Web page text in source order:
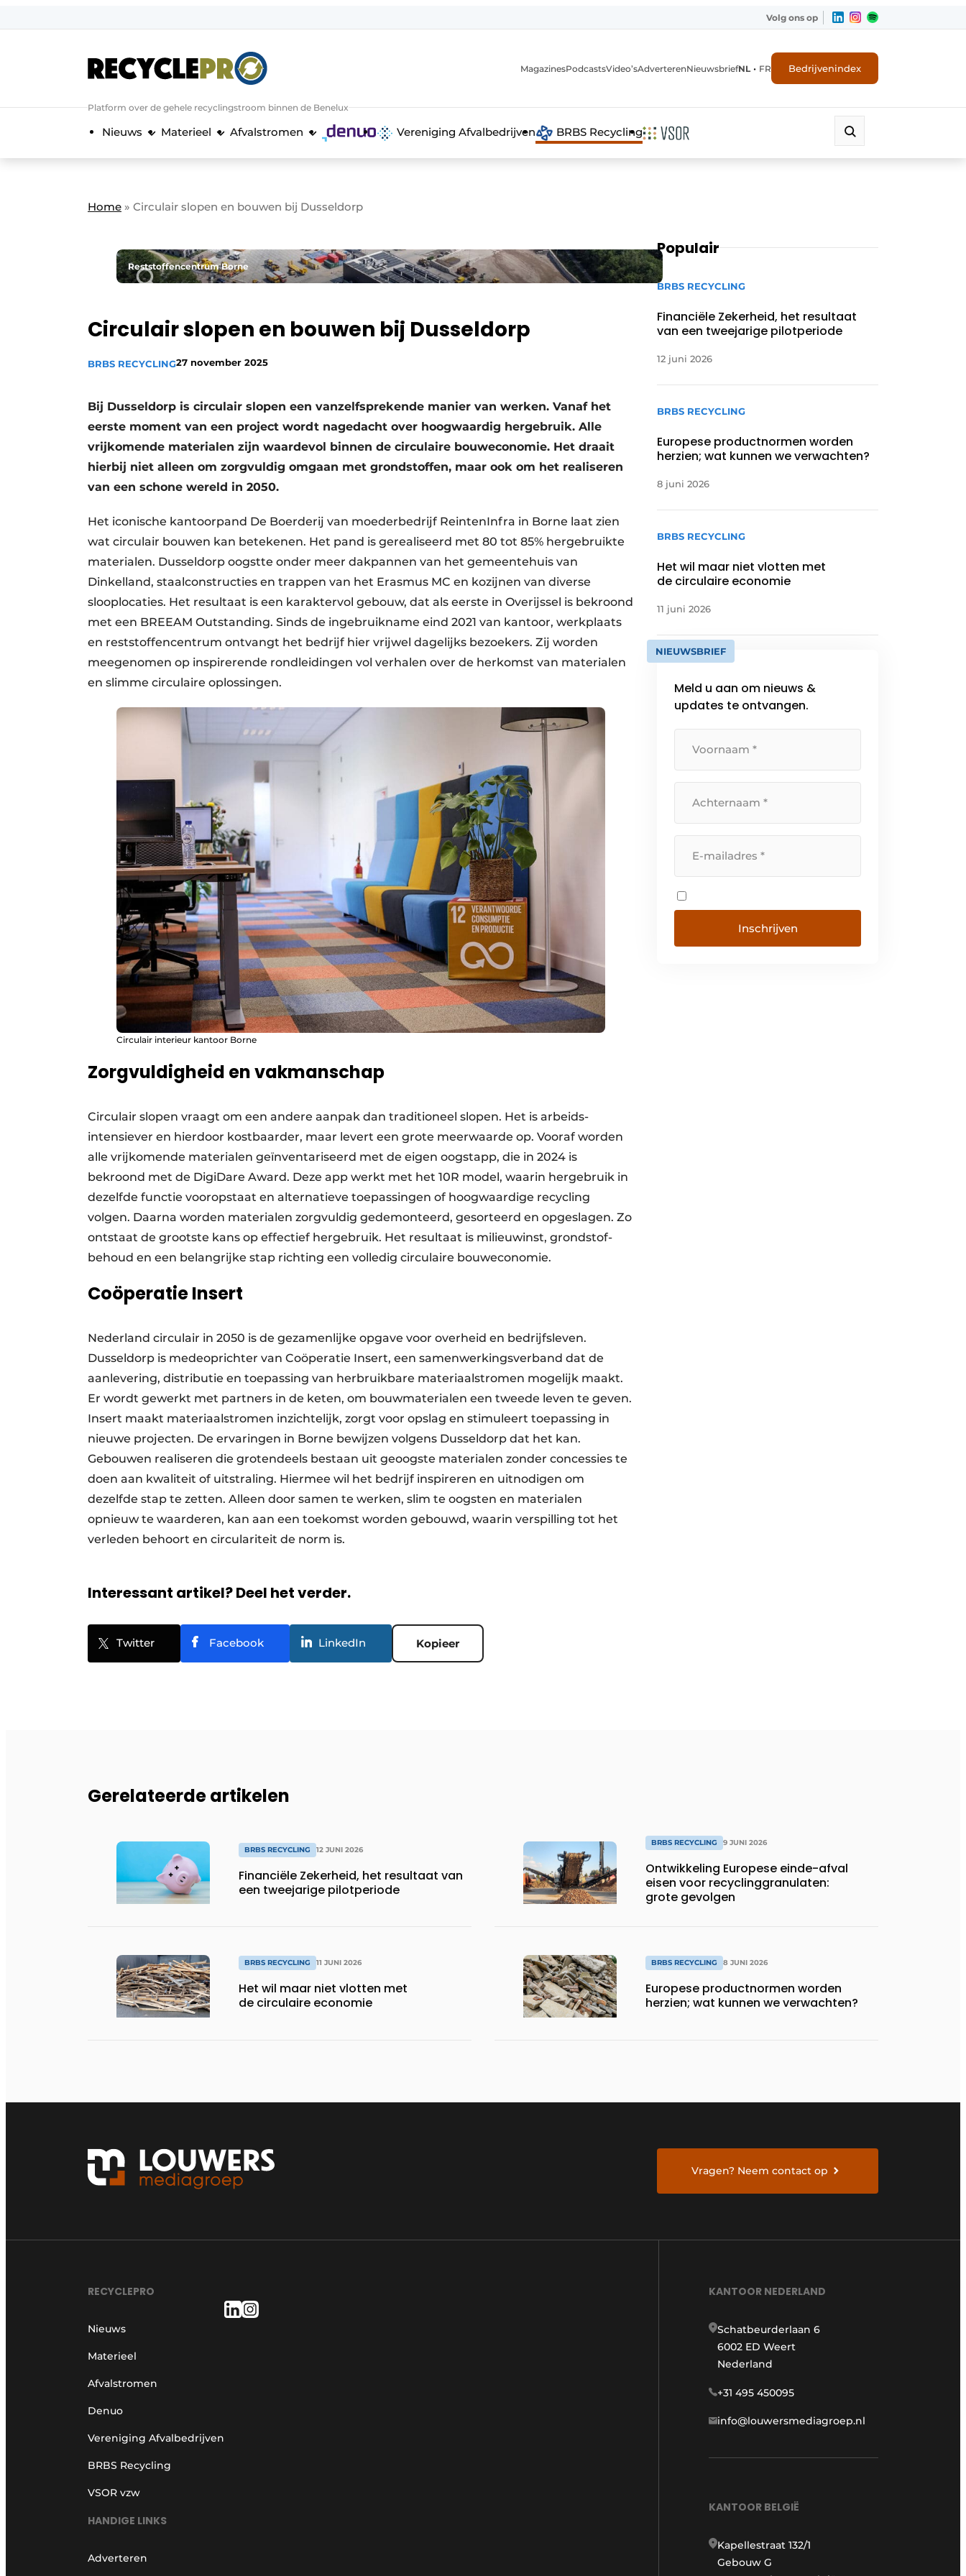
Algemene voorwaarden
Meest gelezen
Podcasts
Vacature aanmelden
Vacatures
Volg ons op
Platform over de gehele recyclingstroom binnen de Benelux
MagazinesPodcastsVideo’sAdverterenNieuwsbriefNL • FR Bedrijvenindex
Nieuws Materieel Afvalstromen Vereniging Afvalbedrijven BRBS Recycling
Home » Circulair slopen en bouwen bij Dusseldorp
Reststoffencentrum Borne
Circulair slopen en bouwen bij Dusseldorp
BRBS RECYCLING27 november 2025
Bij Dusseldorp is circulair slopen een vanzelfsprekende manier van werken. Vanaf het
eerste moment van een project wordt nagedacht over hoogwaardig hergebruik. Alle
vrijkomende materialen zijn waardevol binnen de circulaire bouweconomie. Het draait
hierbij niet alleen om zorgvuldig omgaan met grondstoffen, maar ook om het realiseren
van een schone wereld in 2050.
Het iconische kantoorpand De Boerderij van moederbedrijf ReintenInfra in Borne laat zien
wat circulair bouwen kan betekenen. Het pand is gerealiseerd met 80 tot 85% hergebruikte
materialen. Dusseldorp oogstte onder meer dakpannen van het gemeentehuis van
Dinkelland, staalconstructies en trappen van het Erasmus MC en kozijnen van diverse
slooplocaties. Het resultaat is een karaktervol gebouw, dat als eerste in Overijssel is bekroond
met een BREEAM Outstanding. Sinds de ingebruikname eind 2021 van kantoor, werkplaats
en reststoffencentrum ontvangt het bedrijf hier vrijwel dagelijks bezoekers. Zij worden
meegenomen op inspirerende rondleidingen vol verhalen over de herkomst van materialen
en slimme circulaire oplossingen.
Circulair interieur kantoor Borne
Zorgvuldigheid en vakmanschap
Circulair slopen vraagt om een andere aanpak dan traditioneel slopen. Het is arbeids­
intensiever en hierdoor kostbaarder, maar levert een grote meerwaarde op. Vooraf worden
alle vrijkomende materialen geïnventariseerd met de eigen oogstapp, die in 2024 is
bekroond met de DigiDare Award. Deze app werkt met het 10R model, waarin hergebruik in
dezelfde functie voorop­staat en alternatieve toepassingen of hoogwaardige recycling
volgen. Daarna worden materialen zorgvuldig gedemonteerd, gesorteerd en opgeslagen. Zo
ontstaat de grootste kans op effectief hergebruik. Het resultaat is milieuwinst, grondstof­
behoud en een belangrijke stap richting een volledig circulaire bouweconomie.
Coöperatie Insert
Nederland circulair in 2050 is de gezamenlijke opgave voor overheid en bedrijfsleven.
Dusseldorp is medeoprichter van Coöperatie Insert, een samenwerkingsverband dat de
aanlevering, distributie en toepassing van herbruikbare materiaalstromen mogelijk maakt.
Er wordt gewerkt met partners in de keten, om bouwmaterialen een tweede leven te geven.
Insert maakt materiaalstromen inzichtelijk, zorgt voor opslag en stimuleert toepassing in
nieuwe projecten. De ervaringen in Borne bewijzen volgens Dusseldorp dat het kan.
Gebouwen realiseren die grotendeels bestaan uit geoogste materialen zonder concessies te
doen aan kwaliteit of uitstraling. Hiermee wil het bedrijf inspireren en uitnodigen om
dezelfde stap te zetten. Alleen door samen te werken, slim te oogsten en materialen
opnieuw te waarderen, kan aan een toekomst worden gebouwd, waarin verspilling tot het
verleden behoort en circulariteit de norm is.
Interessant artikel? Deel het verder.
Twitter Facebook LinkedIn Kopieer
Populair
BRBS RECYCLING
Financiële Zekerheid, het resultaat
van een tweejarige pilotperiode
12 juni 2026
BRBS RECYCLING
Europese productnormen worden
herzien; wat kunnen we verwachten?
8 juni 2026
BRBS RECYCLING
Het wil maar niet vlotten met
de circulaire economie
11 juni 2026
NIEUWSBRIEF
Meld u aan om nieuws &
updates te ontvangen.
Gerelateerde artikelen
BRBS RECYCLING 12 JUNI 2026
Financiële Zekerheid, het resultaat van
een tweejarige pilotperiode
BRBS RECYCLING 11 JUNI 2026
Het wil maar niet vlotten met
de circulaire economie
BRBS RECYCLING 9 JUNI 2026
Ontwikkeling Europese einde-afval
eisen voor recyclinggranulaten:
grote gevolgen
BRBS RECYCLING 8 JUNI 2026
Europese productnormen worden
herzien; wat kunnen we verwachten?
Vragen? Neem contact op
RECYCLEPRO
Nieuws
Materieel
Afvalstromen
Denuo
Vereniging Afvalbedrijven
BRBS Recycling
VSOR vzw
HANDIGE LINKS
Adverteren
KANTOOR NEDERLAND
Schatbeurderlaan 6
6002 ED Weert
Nederland
+31 495 450095
info@louwersmediagroep.nl
KANTOOR BELGIË
Kapellestraat 132/1
Gebouw G